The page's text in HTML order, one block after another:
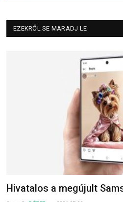
EZEKRŐL SE MARADJ LE
Hivatalos a megújult